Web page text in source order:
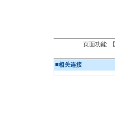
页面功能 【
■相关连接